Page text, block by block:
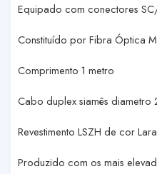
Equipado com conectores
Constituído por Fibra Óptica
Comprimento 1 metro
Cabo duplex siamês diametro
Revestimento LSZH de cor
Produzido com os mais